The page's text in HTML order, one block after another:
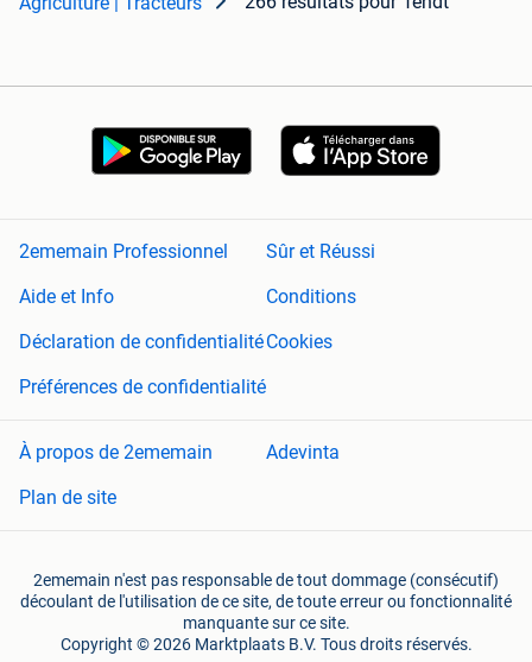
2ememain Professionnel
Sûr et Réussi
Aide et Info
Conditions
Déclaration de confidentialitéCookies
Préférences de confidentialité
À propos de 2ememain
Adevinta
Plan de site
2ememain n'est pas responsable de tout dommage (consécutif)
découlant de l'utilisation de ce site, de toute erreur ou fonctionnalité
manquante sur ce site.
Copyright © 2026 Marktplaats B.V. Tous droits réservés.